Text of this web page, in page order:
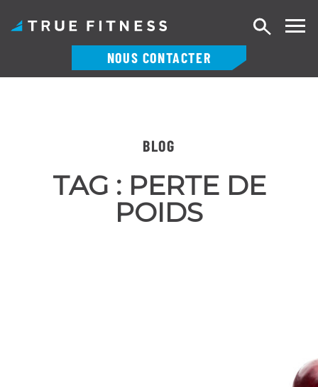
NOUS CONTACTER
BLOG
TAG : PERTE DE
POIDS